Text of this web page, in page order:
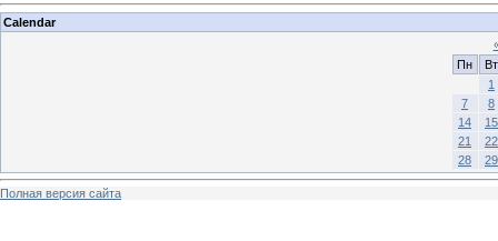
Calendar
Пн
Вт
1
7
8
14
15
21
22
28
29
Полная версия сайта